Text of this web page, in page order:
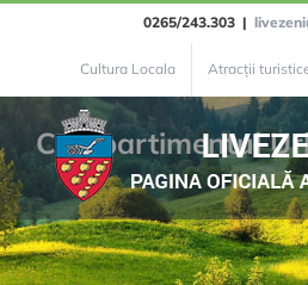
0265/243.303 |
Cultura Locala Atracții
Compartimentul